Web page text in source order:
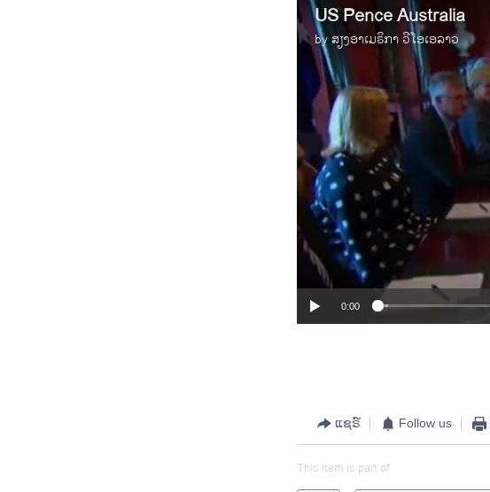
US Pence Australia
by ສຽງອາເມຣິກາ ວີໂອເອລາວ
0:00
ແຊຣ໌ Follow us
This item is part of